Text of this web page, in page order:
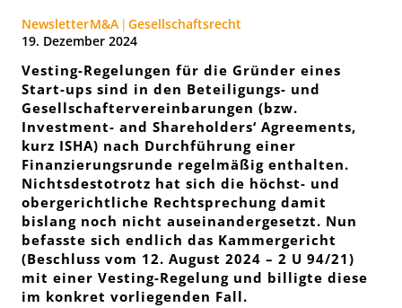
NewsletterM&A Gesellschaftsrecht
19. Dezember 2024
Vesting-Regelungen für die Gründer eines
Start-ups sind in den Beteiligungs- und
Gesellschaftervereinbarungen (bzw.
Investment- and Shareholders‘ Agreements,
kurz ISHA) nach Durchführung einer
Finanzierungsrunde regelmäßig enthalten.
Nichtsdestotrotz hat sich die höchst- und
obergerichtliche Rechtsprechung damit
bislang noch nicht auseinandergesetzt. Nun
befasste sich endlich das Kammergericht
(Beschluss vom 12. August 2024 – 2 U 94/21)
mit einer Vesting-Regelung und billigte diese
im konkret vorliegenden Fall.